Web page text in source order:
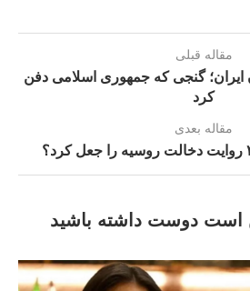
مقاله قبلی
گنجی که جمهوری اسلامی دفن
کرد
مقاله بعدی
دوست داشته باشید